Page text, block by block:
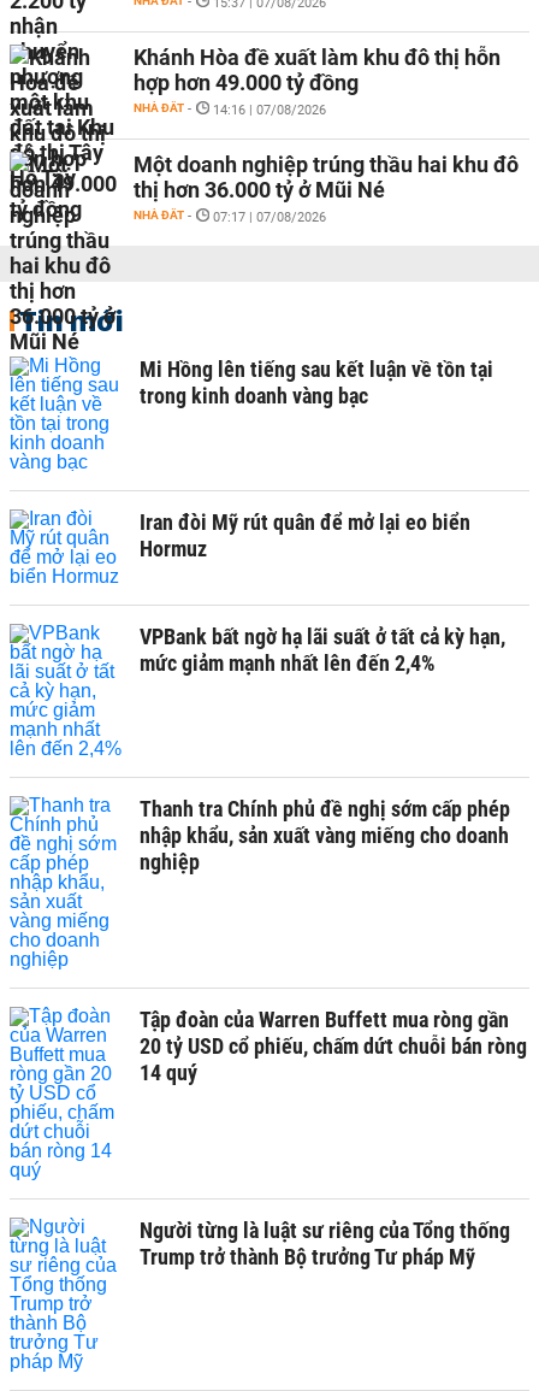
Khánh Hòa đề xuất làm khu đô thị hỗn
hợp hơn 49.000 tỷ đồng
NHÀ ĐẤT - 14:16 | 07/08/2026
Một doanh nghiệp trúng thầu hai khu đô
thị hơn 36.000 tỷ ở Mũi Né
NHÀ ĐẤT - 07:17 | 07/08/2026
Tin mới
Mi Hồng lên tiếng sau kết luận về tồn tại
trong kinh doanh vàng bạc
Iran đòi Mỹ rút quân để mở lại eo biển
Hormuz
VPBank bất ngờ hạ lãi suất ở tất cả kỳ hạn,
mức giảm mạnh nhất lên đến 2,4%
Thanh tra Chính phủ đề nghị sớm cấp phép
nhập khẩu, sản xuất vàng miếng cho doanh
nghiệp
Tập đoàn của Warren Buffett mua ròng gần
20 tỷ USD cổ phiếu, chấm dứt chuỗi bán ròng
14 quý
Người từng là luật sư riêng của Tổng thống
Trump trở thành Bộ trưởng Tư pháp Mỹ